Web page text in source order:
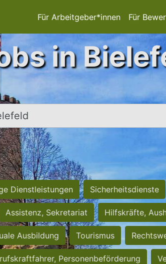
Für Arbeitgeber*innen Für
in
Dienstleistungen Sicherheitsdienste
Assistenz, Sekretariat Hilfskräfte,
Ausbildung Tourismus
Personenbeförderung